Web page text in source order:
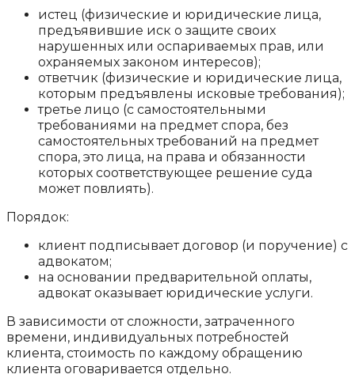
истец (физические и юридические лица,
предъявившие иск о защите своих
нарушенных или оспариваемых прав, или
охраняемых законом интересов);
ответчик (физические и юридические лица,
которым предъявлены исковые требования);
третье лицо (с самостоятельными
требованиями на предмет спора, без
самостоятельных требований на предмет
спора, это лица, на права и обязанности
которых соответствующее решение суда
может повлиять).
Порядок:
клиент подписывает договор (и поручение) с
адвокатом;
на основании предварительной оплаты,
адвокат оказывает юридические услуги.
В зависимости от сложности, затраченного
времени, индивидуальных потребностей
клиента, стоимость по каждому обращению
клиента оговаривается отдельно.